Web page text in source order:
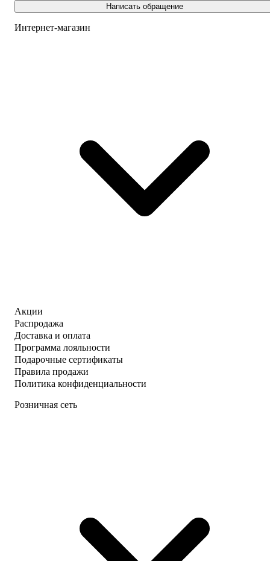
Написать обращение
Интернет-магазин
Акции
Распродажа
Доставка и оплата
Программа лояльности
Подарочные сертификаты
Правила продажи
Политика конфиденциальности
Розничная сеть